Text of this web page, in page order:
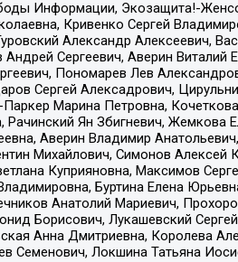
Информации, Экозащита!-
Кривенко Сергей
Александр Алексеевич,
Сергеевич, Аверин
Пономарев Лев
Сергей Алексадрович,
Марина Петровна,
Рачинский Ян Збигневич,
Аверин Владимир
Михайлович, Симонов Алексей
Куприяновна, Максимов
Буртина Елена
Анатолий Мариевич,
Борисович, Лукашевский
Анна Дмитриевна, Королева
Семенович, Локшина Татьяна